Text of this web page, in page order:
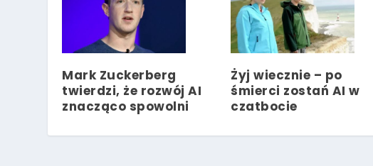
Mark Zuckerberg
twierdzi, że rozwój AI
znacząco spowolni
Żyj wiecznie – po
śmierci zostań AI w
czatbocie